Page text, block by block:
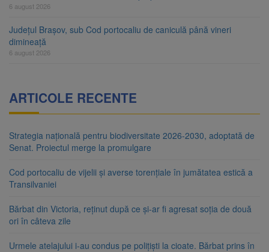
6 august 2026
Județul Brașov, sub Cod portocaliu de caniculă până vineri
dimineață
6 august 2026
ARTICOLE RECENTE
Strategia națională pentru biodiversitate 2026-2030, adoptată de
Senat. Proiectul merge la promulgare
Cod portocaliu de vijelii și averse torențiale în jumătatea estică a
Transilvaniei
Bărbat din Victoria, reținut după ce și-ar fi agresat soția de două
ori în câteva zile
Urmele atelajului i-au condus pe polițiști la cioate. Bărbat prins în